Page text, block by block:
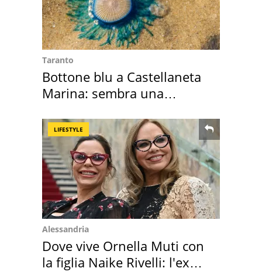
Taranto
Bottone blu a Castellaneta
Marina: sembra una
LIFESTYLE
Alessandria
Dove vive Ornella Muti con
la figlia Naike Rivelli: l'ex